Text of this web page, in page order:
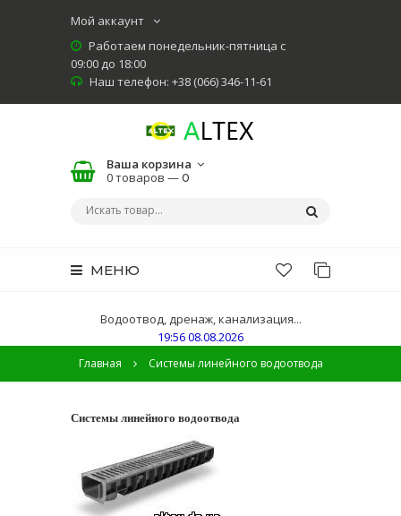
Мой аккаунт
Работаем понедельник-пятница с
09:00 до 18:00
Наш телефон: +38 (066) 346-11-61
Ваша корзина
0 товаров —0
МЕНЮ
Водоотвод, дренаж, канализация...
19:56 08.08.2026
Главная Системы линейного водоотвода
Системы линейного водоотвода